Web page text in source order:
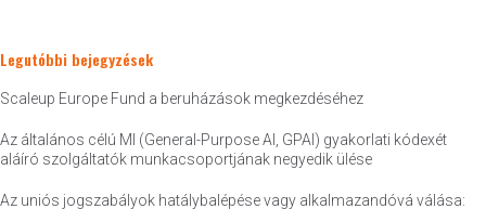
Legutóbbi bejegyzések
Scaleup Europe Fund a beruházások megkezdéséhez
Az általános célú MI (General-Purpose AI, GPAI) gyakorlati kódexét
aláíró szolgáltatók munkacsoportjának negyedik ülése
Az uniós jogszabályok hatálybalépése vagy alkalmazandóvá válása: